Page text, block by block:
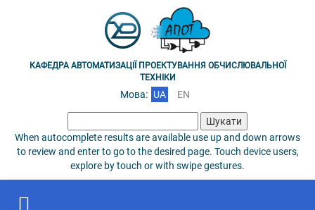
КАФЕДРА АВТОМАТИЗАЦІЇ ПРОЕКТУВАННЯ ОБЧИСЛЮВАЛЬНОЇ
ТЕХНІКИ
Мова: UA EN
When autocomplete results are available use up and down arrows
to review and enter to go to the desired page. Touch device users,
explore by touch or with swipe gestures.